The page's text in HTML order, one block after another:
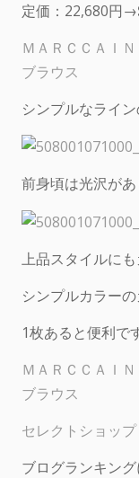
定価：22,680円→
ＭＡＲＣＣＡＩ
ブラウス
シンプルなライ
前身頃は光沢が
上品スタイルに
シンプルカラー
1枚あると便利で
ＭＡＲＣＣＡＩ
ブラウス
セレクトショッ
ブログランキング